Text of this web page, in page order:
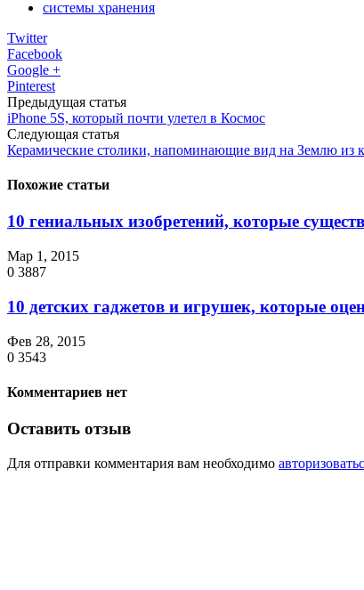
системы хранения
Twitter
Facebook
Google +
Pinterest
Предыдущая статья
iPhone 5S, который почти улетел в Космос
Следующая статья
Керамические столики, напоминающие вид на Землю из
Похожие статьи
10 гениальных изобретений, которые
Мар 1, 2015
0 3887
10 детских гаджетов и игрушек, которые
Фев 28, 2015
0 3543
Комментариев нет
Оставить отзыв
Для отправки комментария вам необходимо